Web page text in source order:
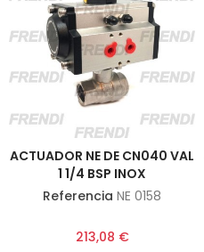
ACTUADOR NE DE CN040 VAL
1 1/4 BSP INOX
Referencia NE 0158
213,08 €